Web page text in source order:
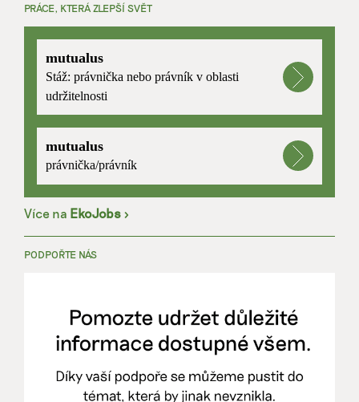
PRÁCE, KTERÁ ZLEPŠÍ SVĚT
mutualus
Stáž: právnička nebo právník v oblasti
udržitelnosti
mutualus
právnička/právník
Více na EkoJobs >
PODPOŘTE NÁS